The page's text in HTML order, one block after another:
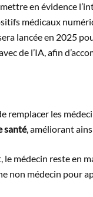
en évidence
médicaux
lancée en 2025
de l’IA, afin
remplacer les
santé, améliorant
médecin reste en
non médecin pour